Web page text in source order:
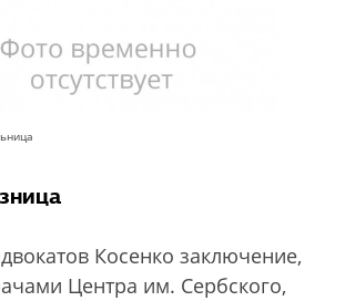
Косенко заключение,
Центра им. Сербского,